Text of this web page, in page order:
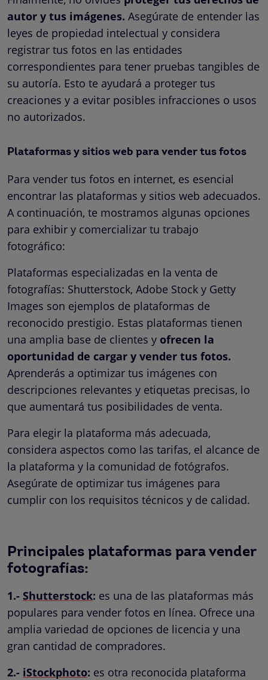
autor y tus imágenes. Asegúrate de entender las
leyes de propiedad intelectual y considera
registrar tus fotos en las entidades
correspondientes para tener pruebas tangibles de
su autoría. Esto te ayudará a proteger tus
creaciones y a evitar posibles infracciones o usos
no autorizados.
Plataformas y sitios web para vender tus fotos
Para vender tus fotos en internet, es esencial
encontrar las plataformas y sitios web adecuados.
A continuación, te mostramos algunas opciones
para exhibir y comercializar tu trabajo
fotográfico:
Plataformas especializadas en la venta de
fotografías: Shutterstock, Adobe Stock y Getty
Images son ejemplos de plataformas de
reconocido prestigio. Estas plataformas tienen
una amplia base de clientes y ofrecen la
oportunidad de cargar y vender tus fotos.
Aprenderás a optimizar tus imágenes con
descripciones relevantes y etiquetas precisas, lo
que aumentará tus posibilidades de venta.
Para elegir la plataforma más adecuada,
considera aspectos como las tarifas, el alcance de
la plataforma y la comunidad de fotógrafos.
Asegúrate de optimizar tus imágenes para
cumplir con los requisitos técnicos y de calidad.
Principales plataformas para vender
fotografías:
1.- Shutterstock: es una de las plataformas más
populares para vender fotos en línea. Ofrece una
amplia variedad de opciones de licencia y una
gran cantidad de compradores.
2.- iStockphoto: es otra reconocida plataforma